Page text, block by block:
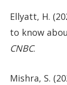
Ellyatt, H.
to know
CNBC.
Mishra, S.